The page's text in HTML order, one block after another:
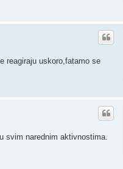
reagiraju uskoro,fatamo se
svim narednim aktivnostima.